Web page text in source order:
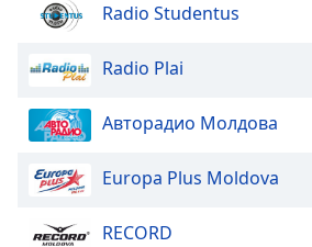
Radio Studentus
Radio Plai
Авторадио Молдова
Europa Plus Moldova
RECORD